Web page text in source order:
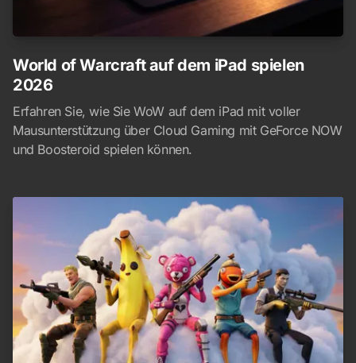
World of Warcraft auf dem iPad spielen
2026
Erfahren Sie, wie Sie WoW auf dem iPad mit voller
Mausunterstützung über Cloud Gaming mit GeForce NOW
und Boosteroid spielen können.